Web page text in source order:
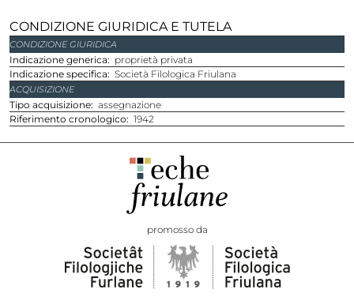
CONDIZIONE GIURIDICA E TUTELA
CONDIZIONE GIURIDICA
Indicazione generica
proprietà privata
Indicazione specifica
Società Filologica Friulana
ACQUISIZIONE
Tipo acquisizione assegnazione
Riferimento cronologico
1942
promosso da